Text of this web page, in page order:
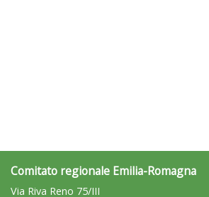
Comitato regionale Emilia-Romagna
Via Riva Reno 75/III